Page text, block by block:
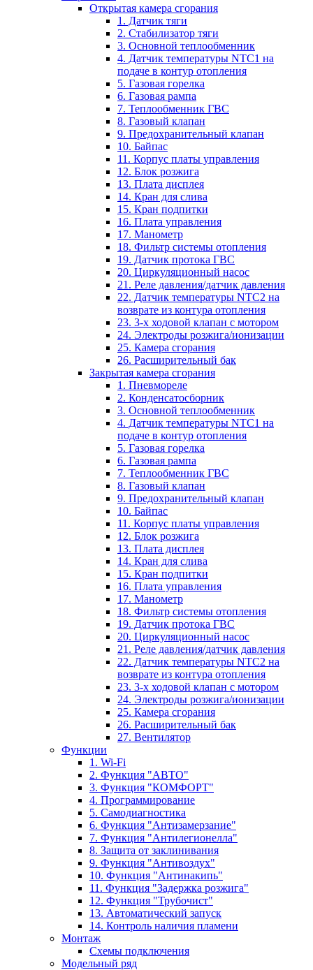
Открытая камера сгорания
1. Датчик тяги
2. Стабилизатор тяги
3. Основной теплообменник
4. Датчик температуры NTC1 на
подаче в контур отопления
5. Газовая горелка
6. Газовая рампа
7. Теплообменник ГВС
8. Газовый клапан
9. Предохранительный клапан
10. Байпас
11. Корпус платы управления
12. Блок розжига
13. Плата дисплея
14. Кран для слива
15. Кран подпитки
16. Плата управления
17. Манометр
18. Фильтр системы отопления
19. Датчик протока ГВС
20. Циркуляционный насос
21. Реле давления/датчик давления
22. Датчик температуры NTC2 на
возврате из контура отопления
23. 3-х ходовой клапан с мотором
24. Электроды розжига/ионизации
25. Камера сгорания
26. Расширительный бак
Закрытая камера сгорания
1. Пневмореле
2. Конденсатосборник
3. Основной теплообменник
4. Датчик температуры NTC1 на
подаче в контур отопления
5. Газовая горелка
6. Газовая рампа
7. Теплообменник ГВС
8. Газовый клапан
9. Предохранительный клапан
10. Байпас
11. Корпус платы управления
12. Блок розжига
13. Плата дисплея
14. Кран для слива
15. Кран подпитки
16. Плата управления
17. Манометр
18. Фильтр системы отопления
19. Датчик протока ГВС
20. Циркуляционный насос
21. Реле давления/датчик давления
22. Датчик температуры NTC2 на
возврате из контура отопления
23. 3-х ходовой клапан с мотором
24. Электроды розжига/ионизации
25. Камера сгорания
26. Расширительный бак
27. Вентилятор
Функции
1. Wi-Fi
2. Функция "АВТО"
3. Функция "КОМФОРТ"
4. Программирование
5. Самодиагностика
6. Функция "Антизамерзание"
7. Функция "Антилегионелла"
8. Защита от заклинивания
9. Функция "Антивоздух"
10. Функция "Антинакипь"
11. Функция "Задержка розжига"
12. Функция "Трубочист"
13. Автоматический запуск
14. Контроль наличия пламени
Монтаж
Схемы подключения
Модельный ряд